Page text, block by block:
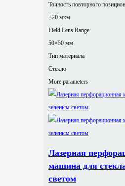
Точность повторного
±20 мкм
Field Lens Range
50×50 мм
Тип материала
Стекло
More parameters
Лазерная
машина для
светом